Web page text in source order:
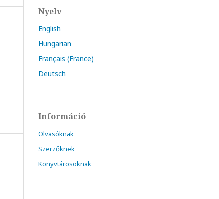
Nyelv
English
Hungarian
Français (France)
Deutsch
Információ
Olvasóknak
Szerzőknek
Könyvtárosoknak